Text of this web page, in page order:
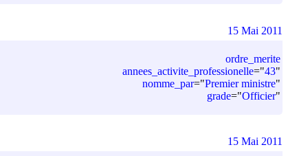
ordre_merite
annees_activite_professionelle="43"
nomme_par="Premier ministre"
grade="Officier"
15 Mai 2011
15 Mai 2011